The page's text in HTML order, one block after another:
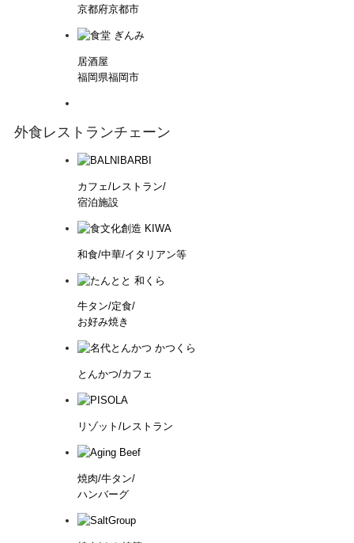
京都府京都市
居酒屋
福岡県福岡市
外食レストランチェーン
カフェ/レストラン/
宿泊施設
和食/中華/イタリアン等
牛タン/定食/
お好み焼き
とんかつ/カフェ
リゾット/レストラン
焼肉/牛タン/
ハンバーグ